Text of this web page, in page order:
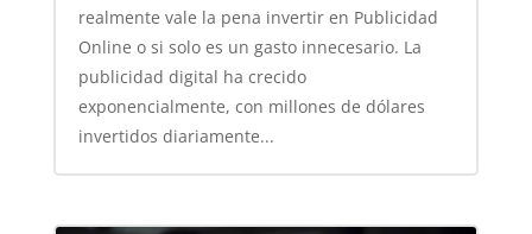
realmente vale la pena invertir en Publicidad
Online o si solo es un gasto innecesario. La
publicidad digital ha crecido
exponencialmente, con millones de dólares
invertidos diariamente...